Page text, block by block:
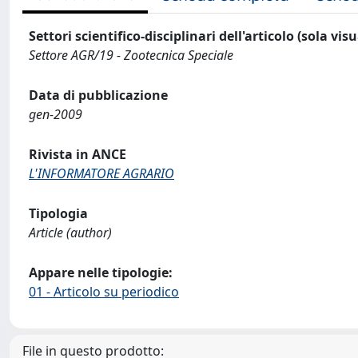
Settori scientifico-disciplinari dell'articolo (sola
Settore AGR/19 - Zootecnica Speciale
Data di pubblicazione
gen-2009
Rivista in ANCE
L'INFORMATORE AGRARIO
Tipologia
Article (author)
Appare nelle tipologie:
01 - Articolo su periodico
File in questo prodotto: